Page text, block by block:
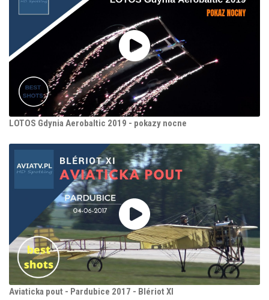
LOTOS Gdynia Aerobaltic 2019 - pokazy nocne
Aviaticka pout - Pardubice 2017 - Blériot XI